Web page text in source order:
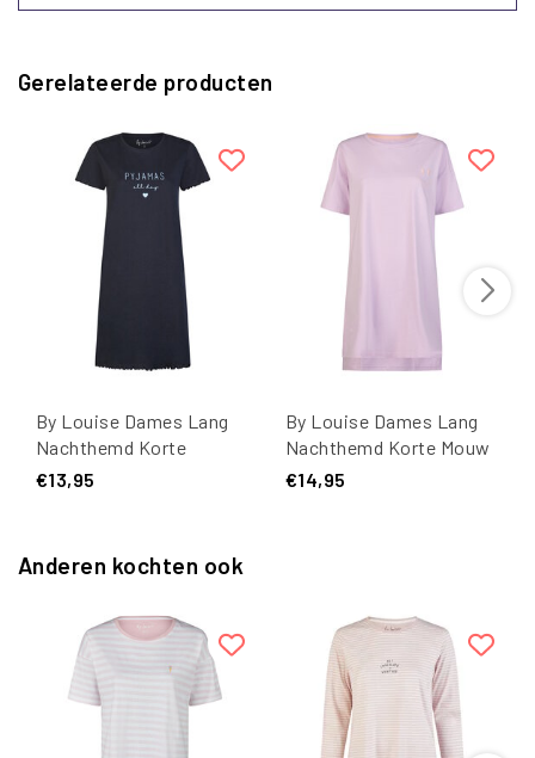
Gerelateerde producten
By Louise Dames Lang
Nachthemd Korte
Mouwen Donkerblauw
€13,95
By Louise Dames Lang
Nachthemd Korte Mouw
Paars Smile
€14,95
Anderen kochten ook